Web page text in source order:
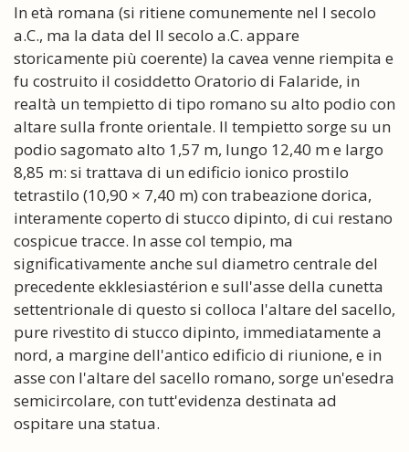
In età romana (si ritiene comunemente nel I secolo
a.C., ma la data del II secolo a.C. appare
storicamente più coerente) la cavea venne riempita e
fu costruito il cosiddetto Oratorio di Falaride, in
realtà un tempietto di tipo romano su alto podio con
altare sulla fronte orientale. Il tempietto sorge su un
podio sagomato alto 1,57 m, lungo 12,40 m e largo
8,85 m: si trattava di un edificio ionico prostilo
tetrastilo (10,90 × 7,40 m) con trabeazione dorica,
interamente coperto di stucco dipinto, di cui restano
cospicue tracce. In asse col tempio, ma
significativamente anche sul diametro centrale del
precedente ekklesiastérion e sull'asse della cunetta
settentrionale di questo si colloca l'altare del sacello,
pure rivestito di stucco dipinto, immediatamente a
nord, a margine dell'antico edificio di riunione, e in
asse con l'altare del sacello romano, sorge un'esedra
semicircolare, con tutt'evidenza destinata ad
ospitare una statua.